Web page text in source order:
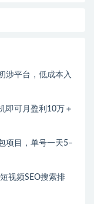
涉平台，低成本入
即可月盈利10万＋
项目，单号一天5–
视频SEO搜索排